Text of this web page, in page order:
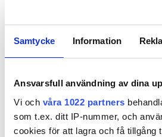
Samtycke Information
Ansvarsfull användning av dina
Vi och våra 1022 partners
som t.ex. ditt IP-nummer, och
cookies för att lagra och få tillgång